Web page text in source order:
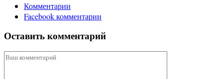
Комментарии
Facebook комментарии
Оставить комментарий